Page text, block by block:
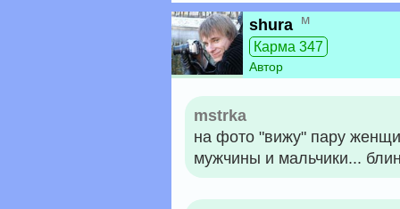
shura м
Карма 347
Автор
mstrka
на фото "вижу" пару
мужчины и мальчики...